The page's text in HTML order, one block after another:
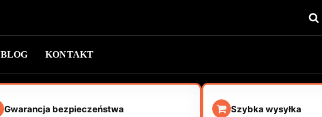
BLOG KONTAKT
Gwarancja bezpieczeństwa Szybka wysyłka